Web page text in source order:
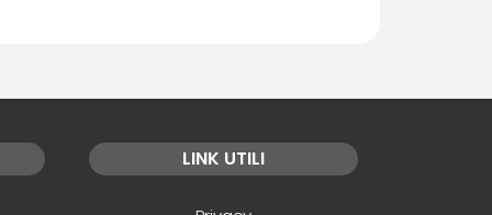
LINK UTILI